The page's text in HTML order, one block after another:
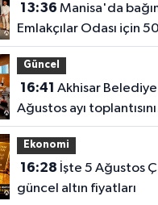
13:36
Emlakçılar Odası için
aşıldı
Güncel
16:41
Ağustos ayı toplantısını
gerçekleştirdi
Ekonomi
16:28
güncel altın fiyatları